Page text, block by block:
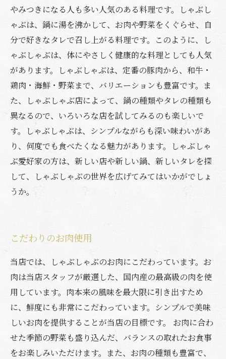
やみつきになる人も多い人気のある料理です。しゃぶし
ゃぶは、鍋に湯を沸かして、お肉や野菜をくぐらせ、自
分で好きなタレで召し上がる料理です。このように、し
ゃぶしゃぶは、体にやさしく健康的な料理としても人気
があります。しゃぶしゃぶは、定番の豚肉から、和牛・
鶏肉・海鮮・野菜まで、バリエーションも豊富です。ま
た、しゃぶしゃぶ店によって、鍋の種類やタレの種類も
異なるので、いろいろな店を試してみるのも楽しいで
す。しゃぶしゃぶは、シンプルながらも深い味わいがあ
り、何度でも食べたくなる魅力があります。しゃぶしゃ
ぶ愛好家の方は、新しい店や新しい鍋、新しいタレを探
して、しゃぶしゃぶの世界を広げてみてはいかがでしょ
うか。
こだわりのお肉使用
当店では、しゃぶしゃぶのお肉にこだわっています。お
肉は当店スタッフが厳選した、国内産の最高級の肉を使
用しています。肉本来の風味を最大限に引き出すため
に、鮮度にも非常にこだわっています。シンプルで美味
しいお肉を提供することが当店の目標です。 お肉に合わ
せた季節の野菜も盛り込んだ、バランスの取れたお食事
をお楽しみいただけます。また、お肉の種類も豊富で、